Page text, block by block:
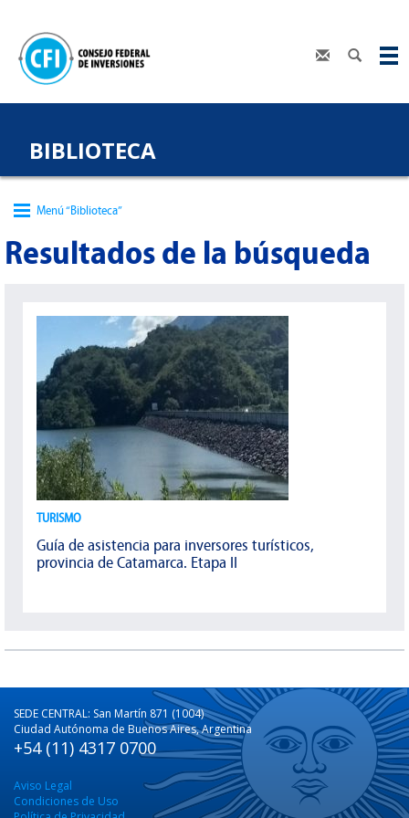
BIBLIOTECA
Menú “Biblioteca”
Resultados de la búsqueda
TURISMO
Guía de asistencia para inversores turísticos,
provincia de Catamarca. Etapa II
SEDE CENTRAL: San Martín 871 (1004)
Ciudad Autónoma de Buenos Aires, Argentina
+54 (11) 4317 0700
Aviso Legal
Condiciones de Uso